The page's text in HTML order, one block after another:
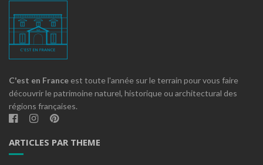
C'est en France est toute l'année sur le terrain pour vous faire
découvrir le patrimoine naturel, historique ou architectural des
régions françaises.
ARTICLES PAR THEME